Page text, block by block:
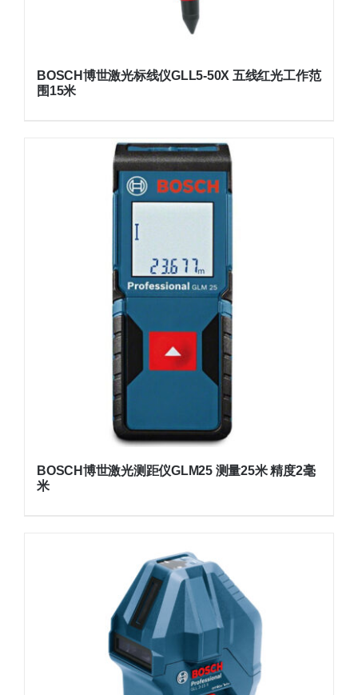
BOSCH博世激光标线仪GLL5-50X 五线红光工作范
围15米
BOSCH博世激光测距仪GLM25 测量25米 精度2毫
米